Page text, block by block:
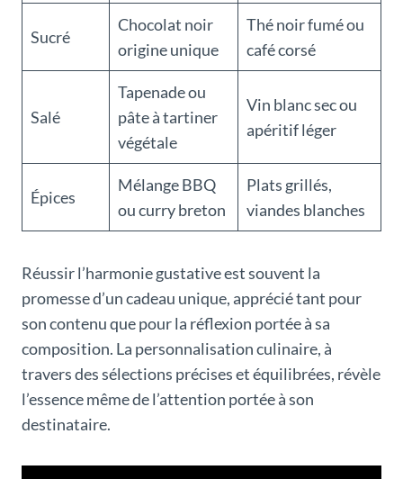
Sucré
Chocolat noir
origine unique
Thé noir fumé ou
café corsé
Salé
Tapenade ou
pâte à tartiner
végétale
Vin blanc sec ou
apéritif léger
Épices
Mélange BBQ
ou curry breton
Plats grillés,
viandes blanches
Réussir l’harmonie gustative est souvent la
promesse d’un cadeau unique, apprécié tant pour
son contenu que pour la réflexion portée à sa
composition. La personnalisation culinaire, à
travers des sélections précises et équilibrées, révèle
l’essence même de l’attention portée à son
destinataire.